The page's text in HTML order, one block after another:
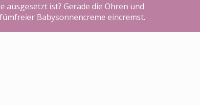
ist? Gerade die Ohren und
Babysonnencreme eincremst.